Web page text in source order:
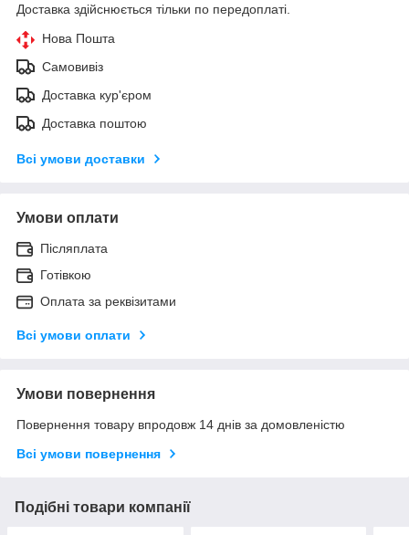
Доставка здійснюється тільки по передоплаті.
Нова Пошта
Самовивіз
Доставка кур'єром
Доставка поштою
Всі умови доставки
Умови оплати
Післяплата
Готівкою
Оплата за реквізитами
Всі умови оплати
Умови повернення
Повернення товару впродовж 14 днів за домовленістю
Всі умови повернення
Подібні товари компанії